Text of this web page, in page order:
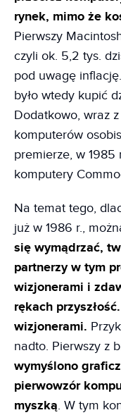
rynek, mimo że
Pierwszy
czyli ok. 5,2 tys.
pod uwagę
było wtedy kupić
Dodatkowo, wraz
komputerów
premierze, w 1985
komputery
Na temat tego,
już w 1986 r.,
się wymądrzać,
partnerzy w tym
wizjonerami i
rękach
wizjonerami.
nadto. Pierwszy z
wymyślono
pierwowzór
myszką. W tym